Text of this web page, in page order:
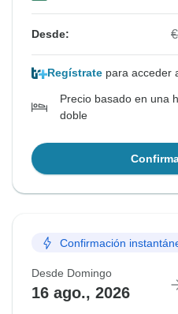
Desde:
Regístrate para acceder
Precio basado en una
doble
Confirmación
Desde Domingo
16 ago., 2026